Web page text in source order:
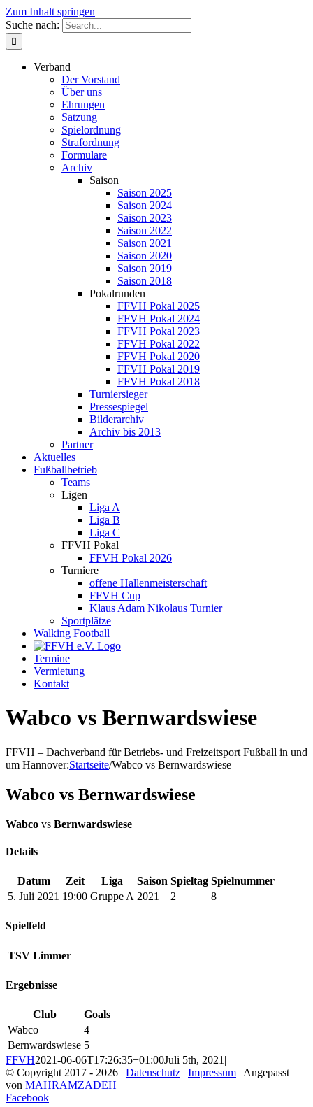
Zum Inhalt springen
Suche nach:
Verband
Der Vorstand
Über uns
Ehrungen
Satzung
Spielordnung
Strafordnung
Formulare
Archiv
Saison
Saison 2025
Saison 2024
Saison 2023
Saison 2022
Saison 2021
Saison 2020
Saison 2019
Saison 2018
Pokalrunden
FFVH Pokal 2025
FFVH Pokal 2024
FFVH Pokal 2023
FFVH Pokal 2022
FFVH Pokal 2020
FFVH Pokal 2019
FFVH Pokal 2018
Turniersieger
Pressespiegel
Bilderarchiv
Archiv bis 2013
Partner
Aktuelles
Fußballbetrieb
Teams
Ligen
Liga A
Liga B
Liga C
FFVH Pokal
FFVH Pokal 2026
Turniere
offene Hallenmeisterschaft
FFVH Cup
Klaus Adam Nikolaus Turnier
Sportplätze
Walking Football
Termine
Vermietung
Kontakt
Wabco vs Bernwardswiese
FFVH – Dachverband für Betriebs- und Freizeitsport Fußball in und
um Hannover:Startseite/Wabco vs Bernwardswiese
Wabco vs Bernwardswiese
Wabco vs Bernwardswiese
Details
Datum Zeit Liga Saison Spieltag Spielnummer
5. Juli 2021 19:00 Gruppe A 2021 2 8
Spielfeld
TSV Limmer
Ergebnisse
Club
Goals
Wabco
4
Bernwardswiese 5
FFVH2021-06-06T17:26:35+01:00Juli 5th, 2021 |
© Copyright 2017 - 2026 | Datenschutz | Impressum | Angepasst
von MAHRAMZADEH
Facebook